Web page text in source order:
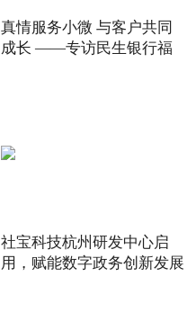
真情服务小微 与客户共同
成长 ——专访民生银行福
社宝科技杭州研发中心启
用，赋能数字政务创新发展